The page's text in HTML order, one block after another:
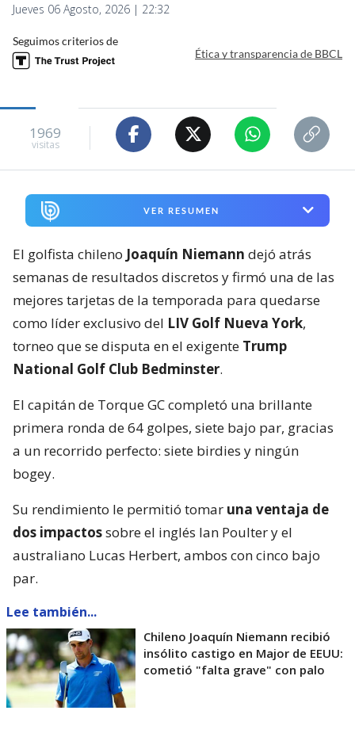
Jueves 06 Agosto, 2026 | 22:32
Seguimos criterios de
Ética y transparencia de BBCL
1969
visitas
VER RESUMEN
El golfista chileno Joaquín Niemann dejó atrás
semanas de resultados discretos y firmó una de las
mejores tarjetas de la temporada para quedarse
como líder exclusivo del LIV Golf Nueva York,
torneo que se disputa en el exigente Trump
National Golf Club Bedminster.
El capitán de Torque GC completó una brillante
primera ronda de 64 golpes, siete bajo par, gracias
a un recorrido perfecto: siete birdies y ningún
bogey.
Su rendimiento le permitió tomar una ventaja de
dos impactossobre el inglés Ian Poulter y el
australiano Lucas Herbert, ambos con cinco bajo
par.
Lee también...
Chileno Joaquín Niemann recibió
insólito castigo en Major de EEUU:
cometió "falta grave" con palo